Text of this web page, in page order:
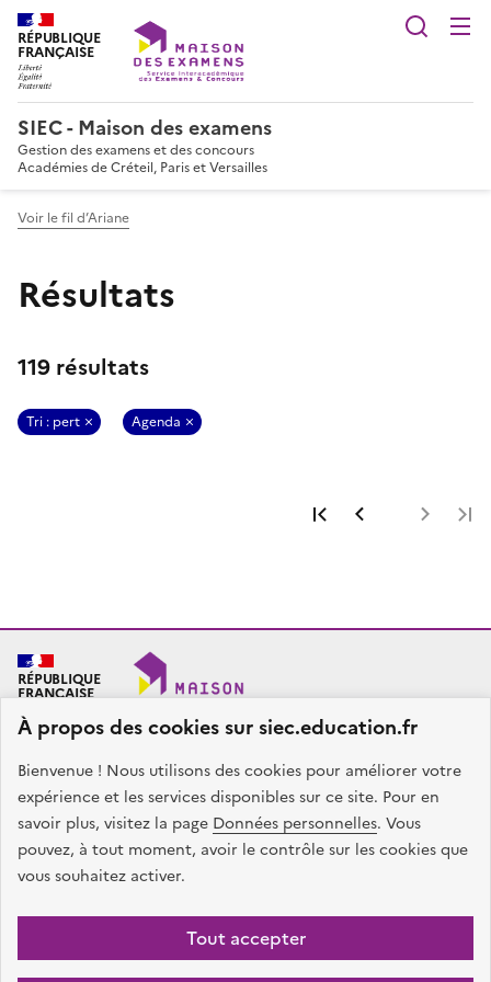
À propos des cookies sur siec.education.fr
Bienvenue ! Nous utilisons des cookies pour améliorer votre
expérience et les services disponibles sur ce site. Pour en
savoir plus, visitez la page Données personnelles. Vous
pouvez, à tout moment, avoir le contrôle sur les cookies que
vous souhaitez activer.
Tout accepter
RÉPUBLIQUE
FRANÇAISE
SIEC - Maison des examens
Gestion des examens et des concours
Académies de Créteil, Paris et Versailles
Voir le fil d’Ariane
Résultats
119 résultats
Tri : pert Agenda
Première page
Page
RÉPUBLIQUE
FRANÇAISE
SIEC - Maison des examens
Académies de Créteil, Paris et Versailles
7, rue Ernest Renan
94749 ARCUEIL CEDEX
Nous contacter
facebook
x instagramlinkedin